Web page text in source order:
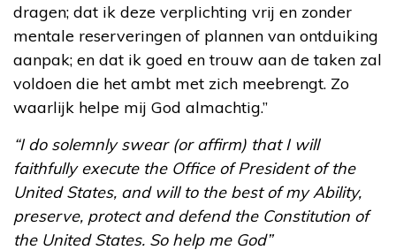
dragen; dat ik deze verplichting vrij en zonder
mentale reserveringen of plannen van ontduiking
aanpak; en dat ik goed en trouw aan de taken zal
voldoen die het ambt met zich meebrengt. Zo
waarlijk helpe mij God almachtig.”
“I do solemnly swear (or affirm) that I will
faithfully execute the Office of President of the
United States, and will to the best of my Ability,
preserve, protect and defend the Constitution of
the United States. So help me God”